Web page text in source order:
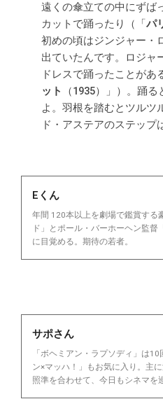
遠くの傘立ての中にずば
カットで踊ったり（「パ
初めの頃はジンジャー・
出ていたんです。ロジャ
ドレスで踊ったことがあ
ット
（1935）」）。踊
よ。羽根を踏むとツルツ
ド・アステアのステップ
Eくん
年間 120本以上を劇場で鑑賞する
ド」とポール・バーホーヘン監
に目覚める。期待の若者。
サポさん
「ボヘミアン・ラプソディ」は
ン×マッハ！」もお気に入り。主
照準を合わせて、今日もシネマを